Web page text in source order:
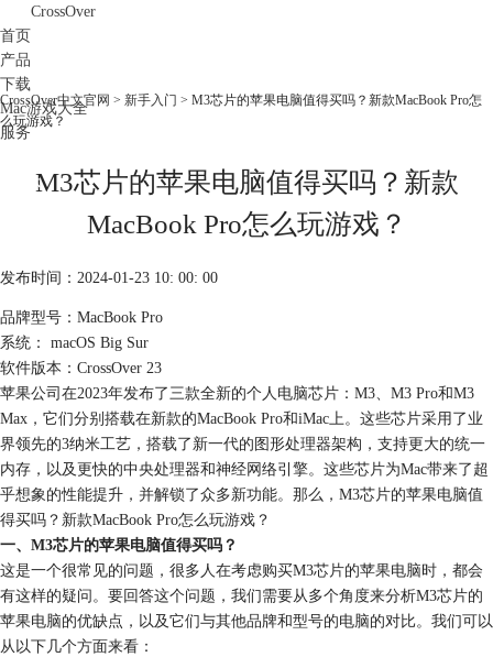
CrossOver
首页
产品
下载
Mac游戏大全
服务
购买
CrossOver中文官网 > 新手入门 > M3芯片的苹果电脑值得买吗？新款MacBook Pro怎
么玩游戏？
M3芯片的苹果电脑值得买吗？新款
MacBook Pro怎么玩游戏？
发布时间：2024-01-23 10: 00: 00
品牌型号：MacBook Pro
系统： macOS Big Sur
软件版本：CrossOver 23
苹果公司在2023年发布了三款全新的个人电脑芯片：M3、M3 Pro和M3
Max，它们分别搭载在新款的MacBook Pro和iMac上。这些芯片采用了业
界领先的3纳米工艺，搭载了新一代的图形处理器架构，支持更大的统一
内存，以及更快的中央处理器和神经网络引擎。这些芯片为Mac带来了超
乎想象的性能提升，并解锁了众多新功能。那么，M3芯片的苹果电脑值
得买吗？新款MacBook Pro怎么玩游戏？
一、M3芯片的苹果电脑值得买吗？
这是一个很常见的问题，很多人在考虑购买M3芯片的苹果电脑时，都会
有这样的疑问。要回答这个问题，我们需要从多个角度来分析M3芯片的
苹果电脑的优缺点，以及它们与其他品牌和型号的电脑的对比。我们可以
从以下几个方面来看：